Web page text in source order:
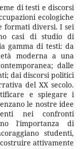
di testi e discorsi
ecologiche
formati diversi. I sei
casi di studio di
gamma di testi: da
moderna a una
dalle
dai discorsi politici
del XX secolo.
e spiegare i
le nostre idee
nei confronti
l'importanza di
studenti,
attivamente